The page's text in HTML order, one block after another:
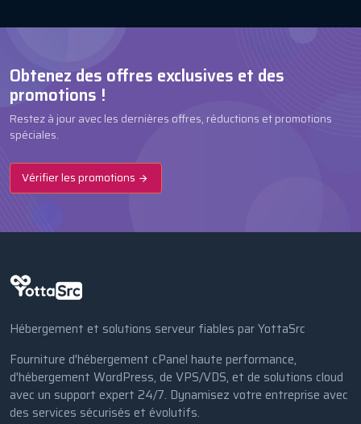
Obtenez des offres exclusives et des
promotions !
Restez à jour avec les dernières offres, réductions et promotions
spéciales.
Vérifier les promotions
Hébergement et solutions serveur fiables par YottaSrc
Fourniture d'hébergement cPanel haute performance,
d'hébergement WordPress, de VPS/VDS, et de solutions cloud
avec un support expert 24/7. Dynamisez votre entreprise avec
des services sécurisés et évolutifs.